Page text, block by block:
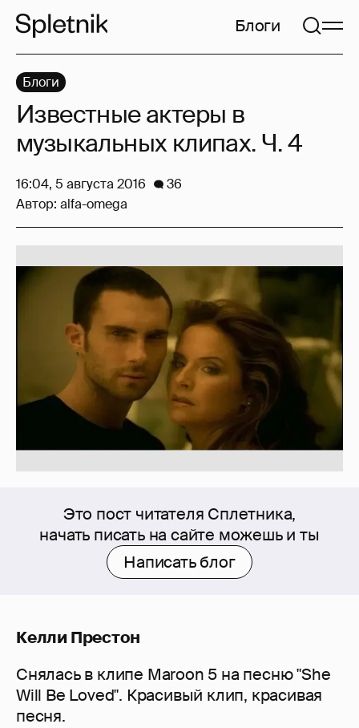
Блоги
Это пост читателя Сплетника,
начать писать на сайте можешь и ты
Написать блог
Келли Престон
Снялась в клипе Maroon 5 на песню "She
Will Be Loved". Красивый клип, красивая
песня.
Блоги
Известные актеры в
музыкальных клипах. Ч. 4
16:04, 5 августа 2016
36
Автор: alfa-omega